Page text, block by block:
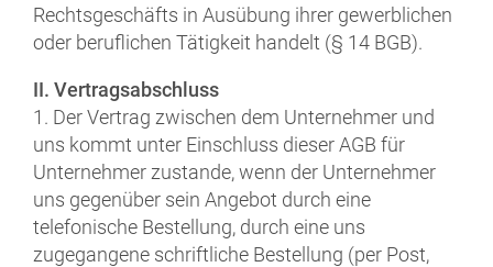
Rechtsgeschäfts in Ausübung ihrer gewerblichen
oder beruflichen Tätigkeit handelt (§ 14 BGB).
II. Vertragsabschluss
1. Der Vertrag zwischen dem Unternehmer und
uns kommt unter Einschluss dieser AGB für
Unternehmer zustande, wenn der Unternehmer
uns gegenüber sein Angebot durch eine
telefonische Bestellung, durch eine uns
zugegangene schriftliche Bestellung (per Post,